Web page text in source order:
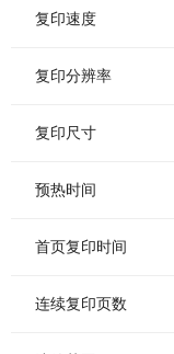
复印速度
复印分辨率
复印尺寸
预热时间
首页复印时间
连续复印页数